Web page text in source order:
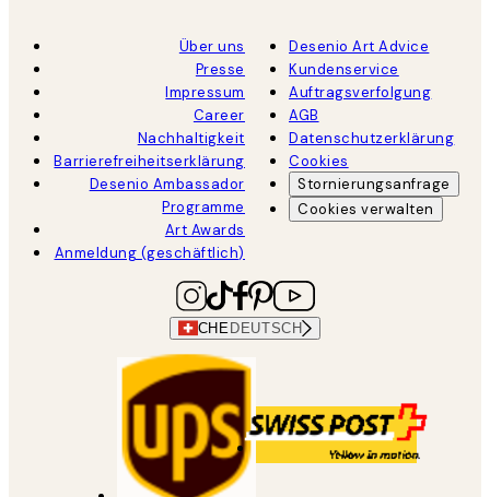
Über uns
Presse
Impressum
Career
Nachhaltigkeit
Barrierefreiheitserklärung
Desenio Ambassador
Programme
Art Awards
Anmeldung (geschäftlich)
Desenio Art Advice
Kundenservice
Auftragsverfolgung
AGB
Datenschutzerklärung
Cookies
Stornierungsanfrage
Cookies verwalten
CHE DEUTSCH